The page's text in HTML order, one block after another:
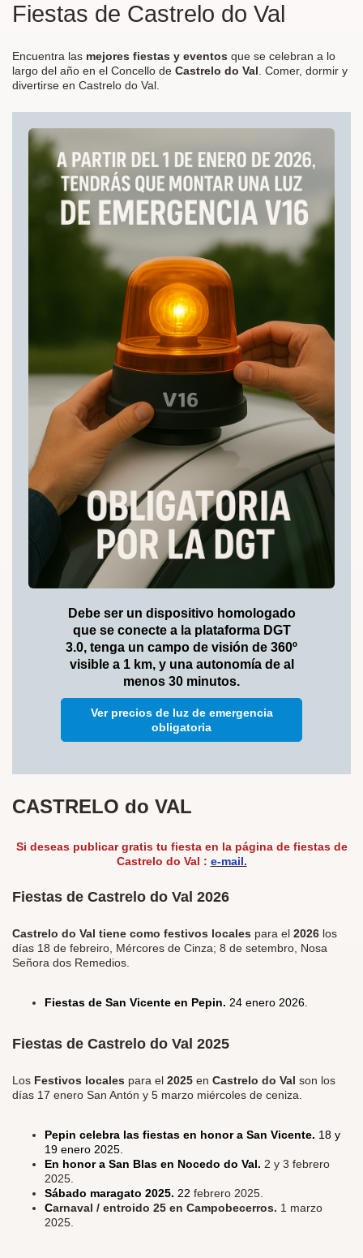
Fiestas de Castrelo do Val
Encuentra las mejores fiestas y eventos que se celebran a lo
largo del año en el Concello de Castrelo do Val. Comer, dormir y
divertirse en Castrelo do Val.
Debe ser un dispositivo homologado
que se conecte a la plataforma DGT
3.0, tenga un campo de visión de 360º
visible a 1 km, y una autonomía de al
menos 30 minutos.
Ver precios de luz de emergencia
obligatoria
CASTRELO do VAL
Si deseas publicargratis tu fiesta en la página de fiestas de
Castrelo do Val : e-mail.
Fiestas de Castrelo do Val 2026
Castrelo do Val tiene como festivos locales para el 2026 los
días 18 de febreiro, Mércores de Cinza; 8 de setembro, Nosa
Señora dos Remedios.
Fiestas de San Vicente en Pepin. 24 enero 2026.
Fiestas de Castrelo do Val 2025
Los Festivos locales para el 2025 en Castrelo do Val son los
días 17 enero San Antón y 5 marzo miércoles de ceniza.
Pepin celebra las fiestas en honor a San Vicente. 18 y
19 enero 2025.
En honor a San Blas en Nocedo do Val. 2 y 3 febrero
2025.
Sábado maragato 2025. 22 febrero 2025.
Carnaval / entroido 25 en Campobecerros. 1 marzo
2025.